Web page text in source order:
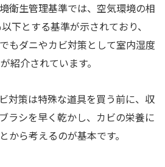
衛生管理基準では、空気環境の相
下とする基準が示されており、
もダニやカビ対策として室内湿度
紹介されています。
対策は特殊な道具を買う前に、収
ラシを早く乾かし、カビの栄養に
から考えるのが基本です。